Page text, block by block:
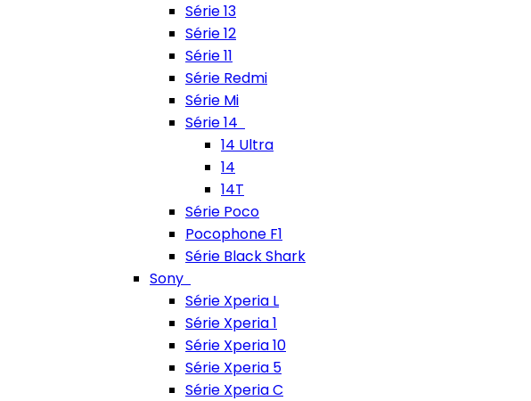
Série 13
Série 12
Série 11
Série Redmi
Série Mi
Série 14
14 Ultra
14
14T
Série Poco
Pocophone F1
Série Black Shark
Sony
Série Xperia L
Série Xperia 1
Série Xperia 10
Série Xperia 5
Série Xperia C